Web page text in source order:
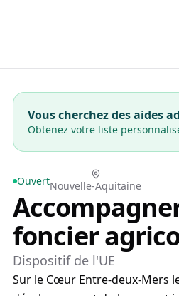
Vous cherchez des aides
Obtenez votre liste
OuvertNouvelle-Aquitaine
foncier
Dispositif de l'UE
Sur le Cœur Entre-deux-Mers